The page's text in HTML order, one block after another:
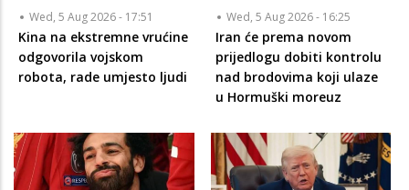
Wed, 5 Aug 2026 - 17:51
Kina na ekstremne vrućine
odgovorila vojskom
robota, rade umjesto ljudi
Wed, 5 Aug 2026 - 16:25
Iran će prema novom
prijedlogu dobiti kontrolu
nad brodovima koji ulaze
u Hormuški moreuz